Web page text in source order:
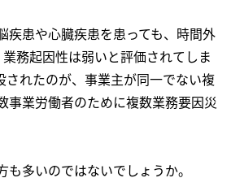
疾患や心臓疾患を患っても、時間外
務起因性は弱いと評価されてしま
されたのが、事業主が同一でない複
事業労働者のために複数業務要因災
多いのではないでしょうか。